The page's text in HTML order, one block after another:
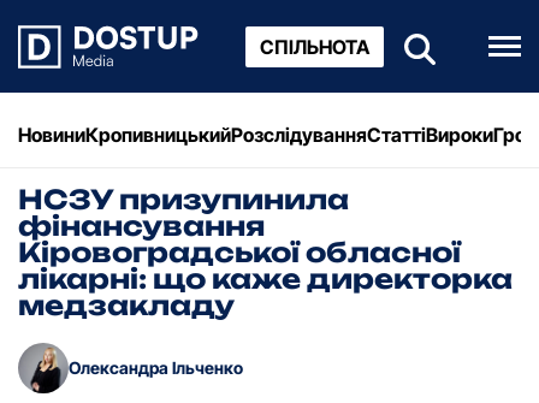
СПІЛЬНОТА
НовиниКропивницькийРозслідуванняСтаттіВироки
НСЗУ призупинила
фінансування
Кіровоградської обласної
лікарні: що каже директорка
медзакладу
Олександра Ільченко